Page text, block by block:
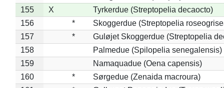
155
X
Tyrkerdue (Streptopelia decaocto)
156
*
Skoggerdue (Streptopelia
157
*
Guløjet Skoggerdue (Streptopelia
158
Palmedue (Spilopelia senegalensis)
159
Namaquadue (Oena capensis)
160
*
Sørgedue (Zenaida macroura)